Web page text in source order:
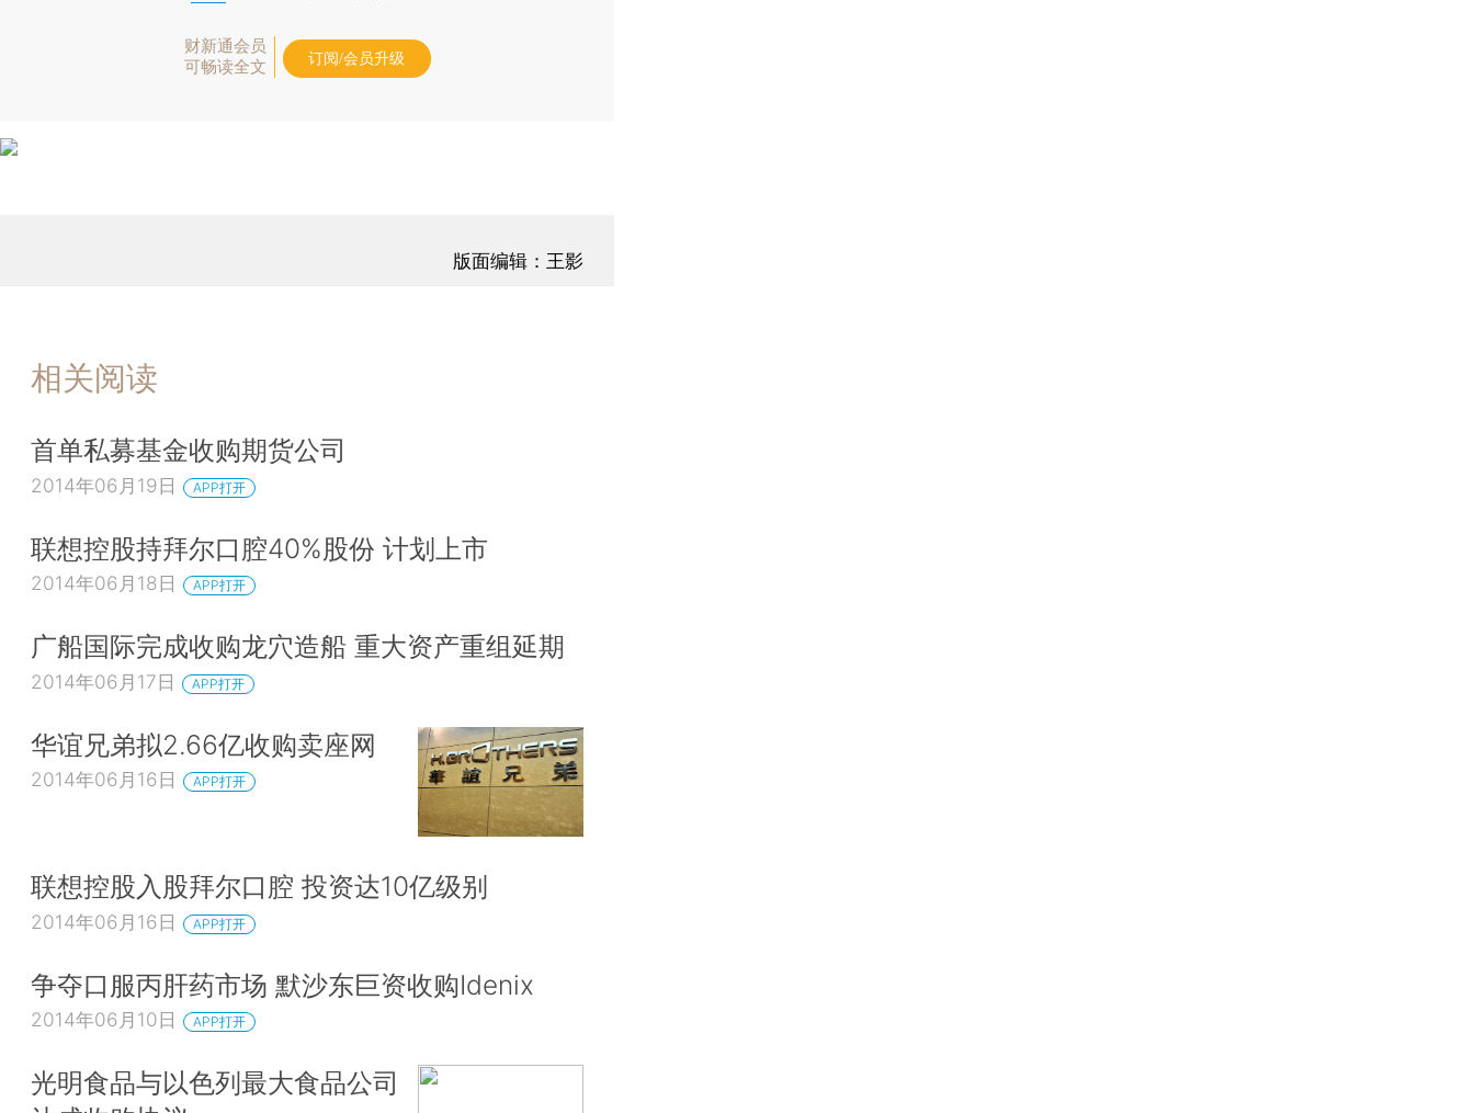
财新通会员
可畅读全文
订阅/会员升级
版面编辑：王影
相关阅读
首单私募基金收购期货公司
2014年06月19日 APP打开
联想控股持拜尔口腔40%股份 计划上市
2014年06月18日 APP打开
广船国际完成收购龙穴造船 重大资产重组延期
2014年06月17日 APP打开
华谊兄弟拟2.66亿收购卖座网
2014年06月16日 APP打开
联想控股入股拜尔口腔 投资达10亿级别
2014年06月16日 APP打开
争夺口服丙肝药市场 默沙东巨资收购Idenix
2014年06月10日 APP打开
光明食品与以色列最大食品公司